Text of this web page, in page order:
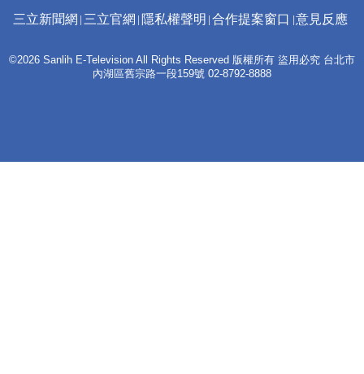
三立新聞網 三立官網 隱私權聲明 合作提案窗口 意見反應
©2026 Sanlih E-Television All Rights Reserved 版權所有 盜用必究 台北市
內湖區舊宗路一段159號 02-8792-8888